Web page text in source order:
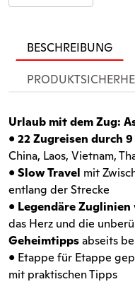
BESCHREIBUNG
Urlaub mit dem Zug:
•22 Zugreisen durch
China, Laos, Vietnam,
•Slow Travel mit
entlang der Strecke
• Legendäre Zuglinien
das Herz und die
Geheimtippsabseits
• Etappe für Etappe
mit praktischen Tipps